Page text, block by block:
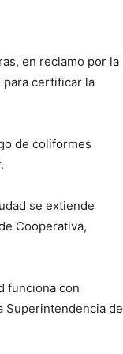
en reclamo por la
para certificar la
de coliformes
se extiende
Cooperativa,
funciona con
Superintendencia de